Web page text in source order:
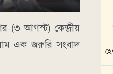
(৩ আগস্ট) কেন্দ্রীয়
এক জরুরি সংবাদ